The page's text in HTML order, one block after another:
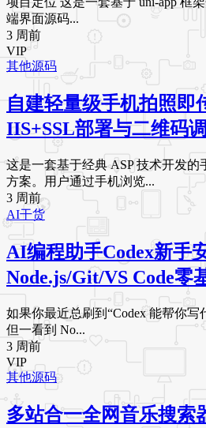
端界面源码...
3 周前
VIP
其他源码
自建轻量级手机拍照即
IIS+SSL部署与二维码
这是一套基于经典 ASP 技术开发
方案。用户通过手机浏览...
3 周前
AI干货
AI编程助手Codex新手
Node.js/Git/VS Code零
如果你最近总刷到“Codex 能帮你写
但一看到 No...
3 周前
VIP
其他源码
多站合一全网音乐搜索